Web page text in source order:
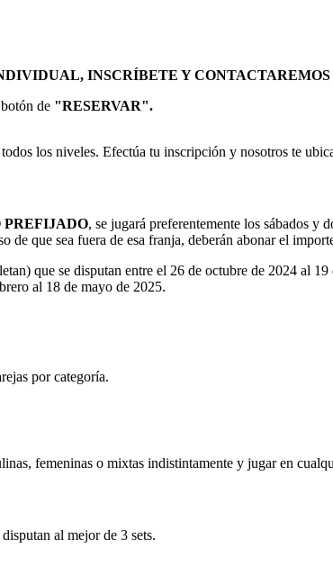
INSCRÍBETE Y
de "RESERVAR".
todos los niveles. Efectúa tu inscripción y nosotros te
, se jugará preferentemente los sábados
de que sea fuera de esa franja, deberán abonar el
que se disputan entre el 26 de octubre de 2024 al
al 18 de mayo de 2025.
por categoría.
femeninas o mixtas indistintamente y jugar en
al mejor de 3 sets.